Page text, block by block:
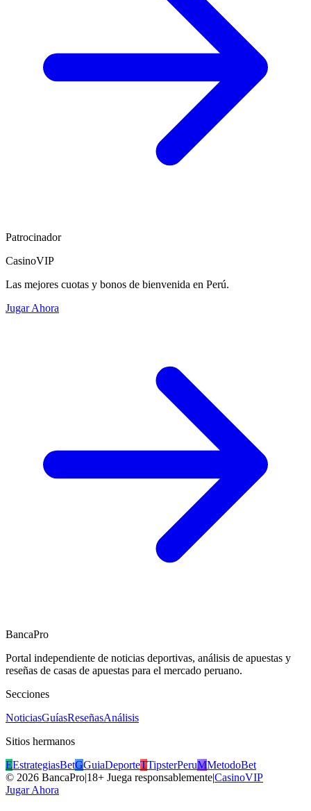
Patrocinador
CasinoVIP
Las mejores cuotas y bonos de bienvenida en Perú.
Jugar Ahora
BancaPro
Portal independiente de noticias deportivas, análisis de apuestas y
reseñas de casas de apuestas para el mercado peruano.
Secciones
NoticiasGuíasReseñasAnálisis
Sitios hermanos
EEstrategiasBetGGuiaDeporteTTipsterPeruMMetodoBet
© 2026 BancaPro|18+ Juega responsablemente|CasinoVIP
Jugar Ahora